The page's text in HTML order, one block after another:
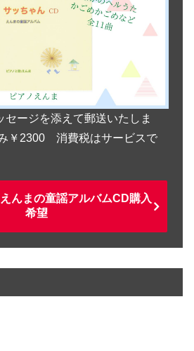
セージを添えて郵送いたしま
￥2300 消費税はサービスで
えんまの童謡アルバムCD購入
希望